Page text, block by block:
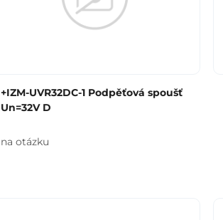
+IZM-UVR32DC-1 Podpěťová spoušť
Un=32V D
na otázku